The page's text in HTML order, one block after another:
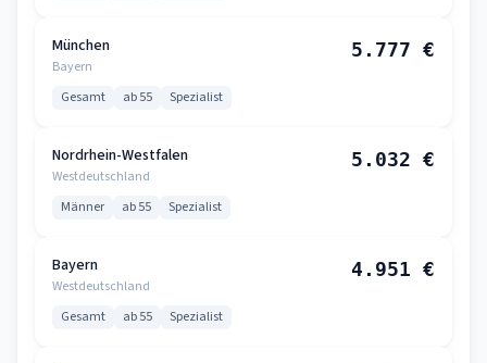
München
Bayern
5.777 €
Gesamt ab 55 Spezialist
Nordrhein-Westfalen
Westdeutschland
5.032 €
Männer ab 55 Spezialist
Bayern
Westdeutschland
4.951 €
Gesamt ab 55 Spezialist